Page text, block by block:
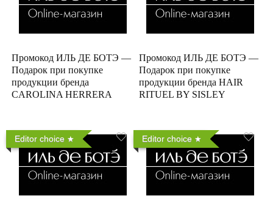
Промокод ИЛЬ ДЕ БОТЭ —
Подарок при покупке
продукции бренда
CAROLINA HERRERA
Промокод ИЛЬ ДЕ БОТЭ —
Подарок при покупке
продукции бренда HAIR
RITUEL BY SISLEY
Editor choice Editor choice